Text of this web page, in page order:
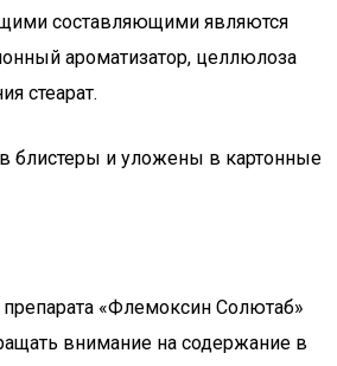
составляющими являются
ароматизатор, целлюлоза
стеарат.
блистеры и уложены в картонные
препарата «Флемоксин Солютаб»
внимание на содержание в